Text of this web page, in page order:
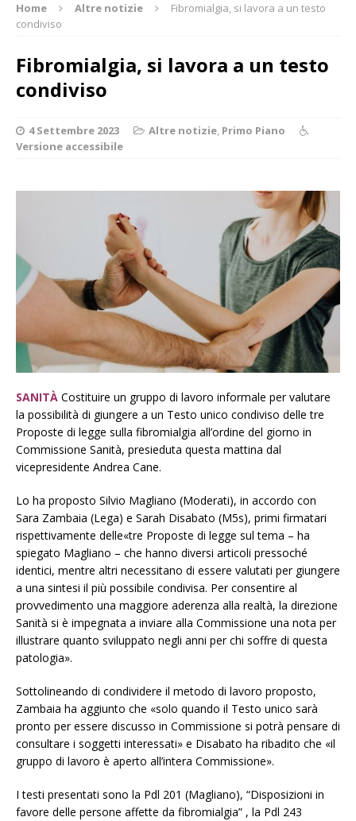
Home Altre notizie
Fibromialgia, si lavora a un testo
condiviso
Fibromialgia, si lavora a un testo
condiviso
4 Settembre 2023 Altre notizie, Primo Piano
Versione accessibile
SANITÀ Costituire un gruppo di lavoro informale per valutare
la possibilità di giungere a un Testo unico condiviso delle tre
Proposte di legge sulla fibromialgia all’ordine del giorno in
Commissione Sanità, presieduta questa mattina dal
vicepresidente Andrea Cane.
Lo ha proposto Silvio Magliano (Moderati), in accordo con
Sara Zambaia (Lega) e Sarah Disabato (M5s), primi firmatari
rispettivamente delle«tre Proposte di legge sul tema – ha
spiegato Magliano – che hanno diversi articoli pressoché
identici, mentre altri necessitano di essere valutati per giungere
a una sintesi il più possibile condivisa. Per consentire al
provvedimento una maggiore aderenza alla realtà, la direzione
Sanità si è impegnata a inviare alla Commissione una nota per
illustrare quanto sviluppato negli anni per chi soffre di questa
patologia».
Sottolineando di condividere il metodo di lavoro proposto,
Zambaia ha aggiunto che «solo quando il Testo unico sarà
pronto per essere discusso in Commissione si potrà pensare di
consultare i soggetti interessati» e Disabato ha ribadito che «il
gruppo di lavoro è aperto all’intera Commissione».
I testi presentati sono la Pdl 201 (Magliano), “Disposizioni in
favore delle persone affette da fibromialgia” , la Pdl 243